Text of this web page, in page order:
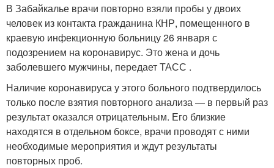
В Забайкалье врачи повторно взяли пробы у двоих
человек из контакта гражданина КНР, помещенного в
краевую инфекционную больницу 26 января с
подозрением на коронавирус. Это жена и дочь
заболевшего мужчины, передает ТАСС .
Наличие коронавируса у этого больного подтвердилось
только после взятия повторного анализа — в первый раз
результат оказался отрицательным. Его близкие
находятся в отдельном боксе, врачи проводят с ними
необходимые мероприятия и ждут результаты
повторных проб.